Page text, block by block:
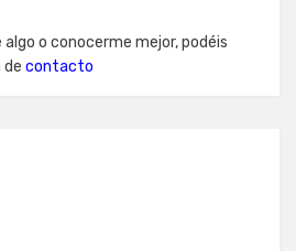
o conocerme mejor, podéis
de contacto